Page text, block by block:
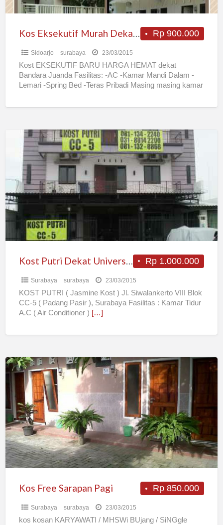
Rp 900.000
Kos Eksekutif Murah Dekat Bandara Juanda Surabaya
Sidoarjo surabaya 23/03/2015
Kost EKSEKUTIF BARU HARGA HEMAT dekat
Bandara Juanda Fasilitas: -AC -Kamar Mandi Dalam -
Lemari -Spring Bed -Teras Pribadi Masing masing kamar
Putri
Dekat
Universitas
Kristen
Petra
Surabaya
Rp 1.000.000
Kost Putri Dekat Universitas Kristen Petra Surabaya
Surabaya surabaya 23/03/2015
KOST PUTRI ( Jasmine Kost ) Jl. Siwalankerto VIII Blok
CC-5 ( Padang Pasir ), Surabaya Fasilitas : Kamar Tidur
A.C ( Air Conditioner ) […]
Kos
Free
Sarapan
Pagi
Rp 850.000
Kos Free Sarapan Pagi
Surabaya surabaya 23/03/2015
kos kosan KARYAWATI / MHSWi BUjang / SiNGgle